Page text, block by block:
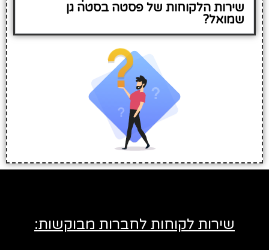
שירות הלקוחות של פסטה בסטה גן
שמואל?
שירות לקוחות לחברות מבוקשות: